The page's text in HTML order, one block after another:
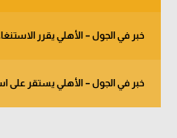
خبر في الجول – الأهلي يقرر
خبر في الجول – الأهلي يستقر على